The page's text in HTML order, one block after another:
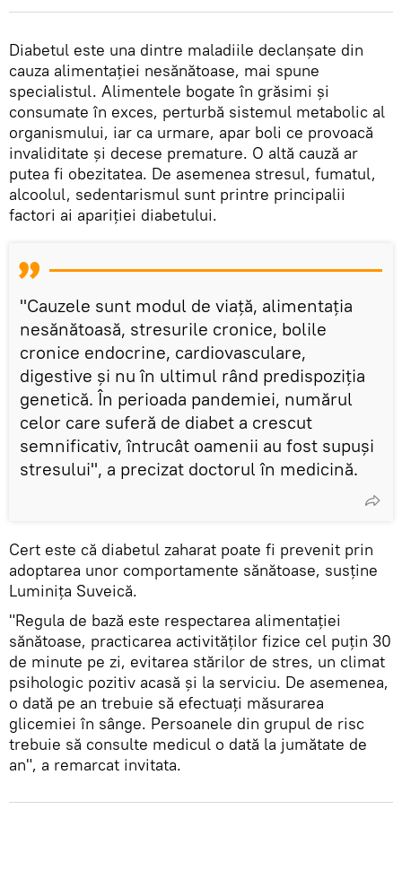
Diabetul este una dintre maladiile declanșate din
cauza alimentației nesănătoase, mai spune
specialistul. Alimentele bogate în grăsimi și
consumate în exces, perturbă sistemul metabolic al
organismului, iar ca urmare, apar boli ce provoacă
invaliditate și decese premature. O altă cauză ar
putea fi obezitatea. De asemenea stresul, fumatul,
alcoolul, sedentarismul sunt printre principalii
factori ai apariției diabetului.
"Cauzele sunt modul de viață, alimentația
nesănătoasă, stresurile cronice, bolile
cronice endocrine, cardiovasculare,
digestive și nu în ultimul rând predispoziția
genetică. În perioada pandemiei, numărul
celor care suferă de diabet a crescut
semnificativ, întrucât oamenii au fost supuși
stresului", a precizat doctorul în medicină.
Cert este că diabetul zaharat poate fi prevenit prin
adoptarea unor comportamente sănătoase, susține
Luminița Suveică.
"Regula de bază este respectarea alimentației
sănătoase, practicarea activităților fizice cel puțin 30
de minute pe zi, evitarea stărilor de stres, un climat
psihologic pozitiv acasă și la serviciu. De asemenea,
o dată pe an trebuie să efectuați măsurarea
glicemiei în sânge. Persoanele din grupul de risc
trebuie să consulte medicul o dată la jumătate de
an", a remarcat invitata.